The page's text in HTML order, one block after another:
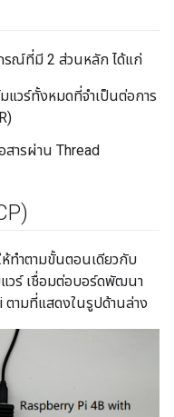
รณ์ที่มี 2 ส่วนหลัก ได้แก่
แวร์ทั้งหมดที่จำเป็นต่อการ
ารผ่าน Thread
ห้ทำตามขั้นตอนเดียวกับ
วร์ เชื่อมต่อบอร์ดพัฒนา
ามที่แสดงในรูปด้านล่าง